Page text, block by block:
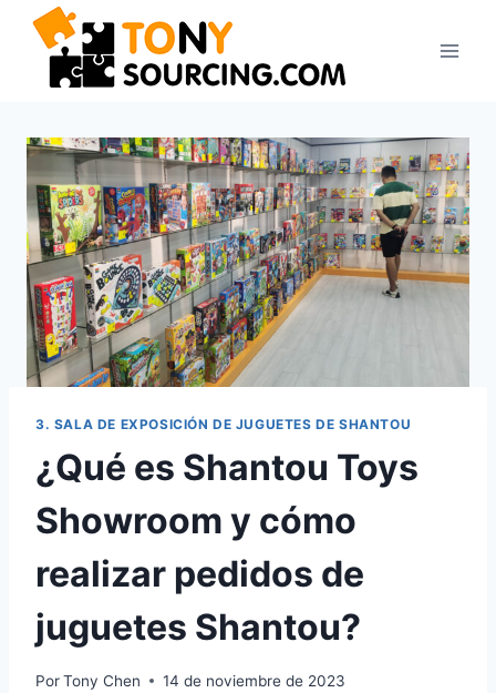
3. SALA DE EXPOSICIÓN DE JUGUETES DE SHANTOU
¿Qué es Shantou Toys
Showroom y cómo
realizar pedidos de
juguetes Shantou?
PorTony Chen 14 de noviembre de 2023